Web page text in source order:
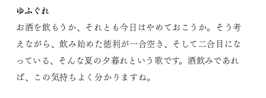
ゆふぐれ
お酒を飲もうか、それとも今日はやめておこうか。そう考
えながら、飲み始めた徳利が一合空き、そして二合目にな
っている、そんな夏の夕暮れという歌です。酒飲みであれ
ば、この気持ちよく分かりますね。